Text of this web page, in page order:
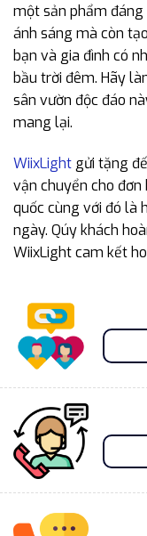
một sản phẩm đáng
ánh sáng mà còn
bạn và gia đình có
bầu trời đêm. Hãy
sân vườn độc đáo
mang lại.
WiixLight gửi tặng
vận chuyển cho
quốc cùng với đó là
ngày. Qúy khách
WiixLight cam kết